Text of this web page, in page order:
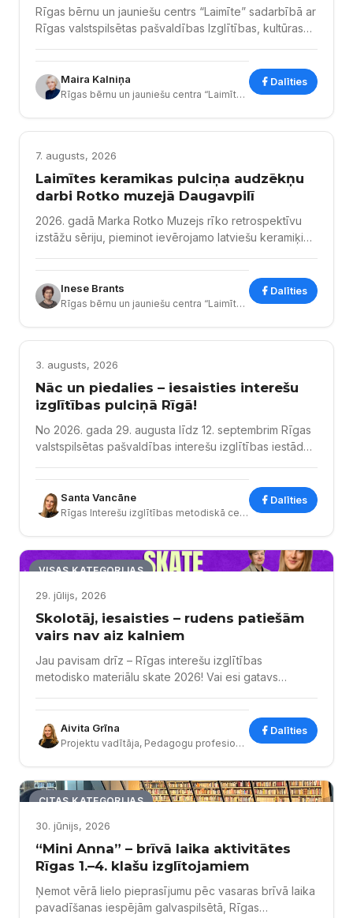
Vienota tauta – stipra Latvija”
Rīgas bērnu un jauniešu centrs “Laimīte” sadarbībā ar
Rīgas valstspilsētas pašvaldības Izglītības, kultūras
izsludina plakāta mākslas konkursu “Plakāts valsts
svētkos. Vienota tauta – stipra Latvija”. Konkursa
uzdevums ir sekmēt patriotismu, pilsonisko piederību
Maira Kalniņa
Rīgas bērnu un jauniešu centra “Laimīte” izglītības metodiķe
Dalīties
VIZUĀLĀ UN VIZUĀLI PLASTISKĀ MĀKSLA
7. augusts, 2026
Laimītes keramikas pulciņa audzēkņu
darbi Rotko muzejā Daugavpilī
2026. gadā Marka Rotko Muzejs rīko retrospektīvu
izstāžu sēriju, pieminot ievērojamo latviešu keramiķi
un jauniešu centra “Laimīte” keramikas pulciņa
audzēkņu darbi – daļa no izstādes ekspozīcijas.
Marka Rotko Mākslas Muzejs atrodas Daugavpils
Inese Brants
Rīgas bērnu un jauniešu centra “Laimītes” keramikas studijas skolotāja
Dalīties
VISAS KATEGORIJAS
3. augusts, 2026
Nāc un piedalies – iesaisties interešu
izglītības pulciņā Rīgā!
No 2026. gada 29. augusta līdz 12. septembrim Rīgas
valstspilsētas pašvaldības interešu izglītības iestādes
jauniešus, kā arī vecākus iepazīt daudzveidīgo
interešu izglītības piedāvājumu ikgadējā atvērto
durvju dienu pasākumā “Nāc un piedalies!”. Pasākumu
pamatskola...
Santa Vancāne
Rīgas Interešu izglītības metodiskā centra vadītāja
Dalīties
VISAS KATEGORIJAS
#Mūsu Jaunumi
29. jūlijs, 2026
Skolotāj, iesaisties – rudens patiešām
vairs nav aiz kalniem
Jau pavisam drīz – Rīgas interešu izglītības
metodisko materiālu skate 2026! Vai esi gatavs
metodisko materiālu skate Rīgas pašvaldībā notiek
jau vairāk nekā 10 gadus, tā ir iespēja dalīties ar savu
pieredzi, radošām idejām un vērtīgiem materiāliem,
pedagogu...
Aivita Grīna
Projektu vadītāja, Pedagogu profesionālās kompetences pilnveides programmu vadītāja p.i.
Dalīties
CITAS KATEGORIJAS
#Jaunumi interešu izglītībā
30. jūnijs, 2026
“Mini Anna” – brīvā laika aktivitātes
Rīgas 1.–4. klašu izglītojamiem
Ņemot vērā lielo pieprasījumu pēc vasaras brīvā laika
pavadīšanas iespējām galvaspilsētā, Rīgas